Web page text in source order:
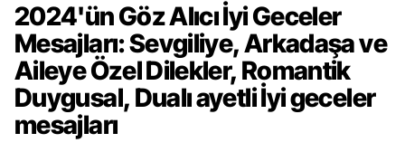
2024'ün Göz Alıcı İyi Geceler
Mesajları: Sevgiliye, Arkadaşa ve
Aileye Özel Dilekler, Romantik
Duygusal, Dualı ayetli İyi geceler
mesajları